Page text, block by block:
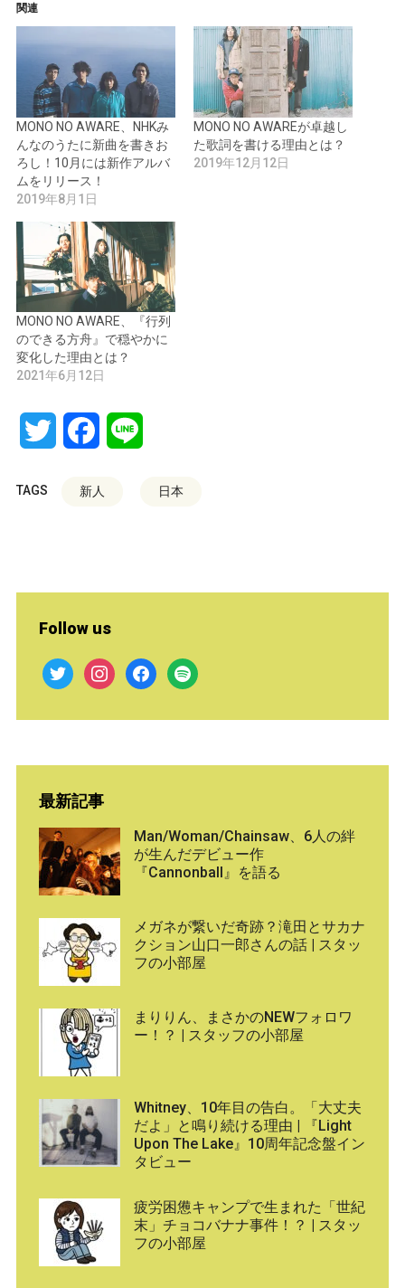
関連
MONO NO AWARE、NHKみ
んなのうたに新曲を書きお
ろし！10月には新作アルバ
ムをリリース！
2019年8月1日
MONO NO AWAREが卓越し
た歌詞を書ける理由とは？
2019年12月12日
MONO NO AWARE、『行列
のできる方舟』で穏やかに
変化した理由とは？
2021年6月12日
Twitter Facebook
TAGS 新人 日本
Follow us
twitter instagramfacebook
spotify
最新記事
Man/Woman/Chainsaw、6人の絆
が生んだデビュー作
『Cannonball』を語る
メガネが繋いだ奇跡？滝田とサカナ
クション山口一郎さんの話 | スタッ
フの小部屋
まりりん、まさかのNEWフォロワ
ー！？ | スタッフの小部屋
Whitney、10年目の告白。「大丈夫
だよ」と鳴り続ける理由 | 『Light
Upon The Lake』10周年記念盤イン
タビュー
疲労困憊キャンプで生まれた「世紀
末」チョコバナナ事件！？ | スタッ
フの小部屋